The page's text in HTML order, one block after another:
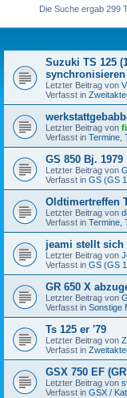
Die Suche ergab 299
Suzuki TS 125
synchronisieren
Letzter Beitrag von
Verfasst in
Letzter Beitrag von
Verfasst in Termine,
GS 850 Bj. 1979
Letzter Beitrag von
Verfasst in GS (GS
Oldtimertreffen
Letzter Beitrag von
Verfasst in Termine,
jeami stellt sich
Letzter Beitrag von
Verfasst in GS (GS
GR 650 X
Letzter Beitrag von
Verfasst in Sonstige
Ts 125 er '79
Letzter Beitrag von
Verfasst in
GSX 750 EF
Letzter Beitrag von
Verfasst in GSX /